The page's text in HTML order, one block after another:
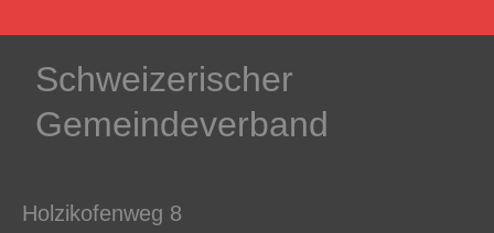
Schweizerischer
Gemeindeverband
Holzikofenweg 8